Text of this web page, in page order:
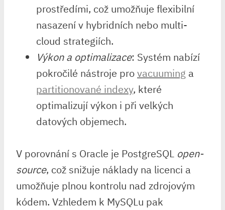
prostředími, což umožňuje flexibilní
nasazení v hybridních nebo multi-
cloud strategiích.
Výkon a optimalizace: Systém nabízí
pokročilé nástroje provacuuming a
partitionované indexy, které
optimalizují výkon i při velkých
datových objemech.
V porovnání s Oracle je PostgreSQL open-
source, což snižuje náklady na licenci a
umožňuje plnou kontrolu nad zdrojovým
kódem. Vzhledem k MySQLu pak